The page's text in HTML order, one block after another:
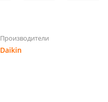
Производители
Daikin